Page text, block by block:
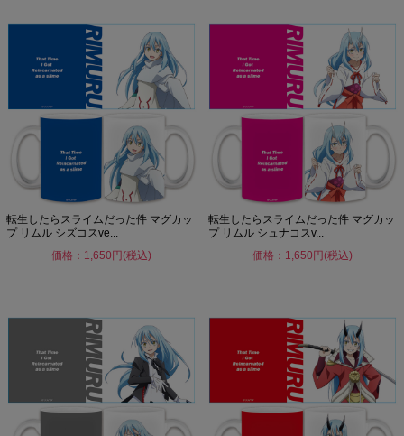
転生したらスライムだった件 マグカッ
プ リムル シズコスve...
価格：1,650円(税込)
転生したらスライムだった件 マグカッ
プ リムル シュナコスv...
価格：1,650円(税込)